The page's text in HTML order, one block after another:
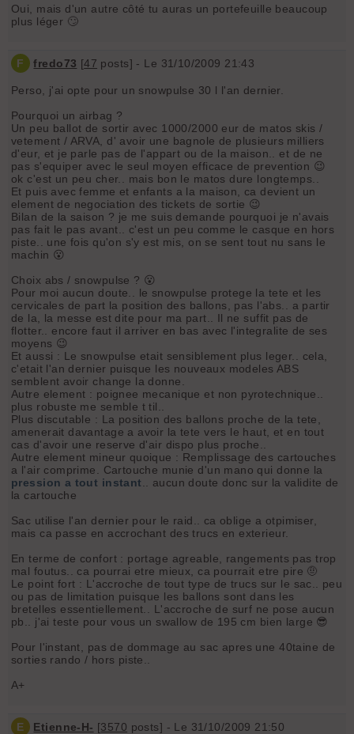
Oui, mais d'un autre côté tu auras un portefeuille beaucoup
plus léger 🙄
F fredo73 [47 posts] - Le 31/10/2009 21:43
Perso, j'ai opte pour un snowpulse 30 l l'an dernier.
Pourquoi un airbag ?
Un peu ballot de sortir avec 1000/2000 eur de matos skis /
vetement / ARVA, d' avoir une bagnole de plusieurs milliers
d'eur, et je parle pas de l'appart ou de la maison.. et de ne
pas s'equiper avec le seul moyen efficace de prevention 😉
ok c'est un peu cher.. mais bon le matos dure longtemps..
Et puis avec femme et enfants a la maison, ca devient un
element de negociation des tickets de sortie 😉
Bilan de la saison ? je me suis demande pourquoi je n'avais
pas fait le pas avant.. c'est un peu comme le casque en hors
piste.. une fois qu'on s'y est mis, on se sent tout nu sans le
machin 😮
Choix abs / snowpulse ? 😮
Pour moi aucun doute.. le snowpulse protege la tete et les
cervicales de part la position des ballons, pas l'abs.. a partir
de la, la messe est dite pour ma part.. Il ne suffit pas de
flotter.. encore faut il arriver en bas avec l'integralite de ses
moyens 😉
Et aussi : Le snowpulse etait sensiblement plus leger.. cela,
c'etait l'an dernier puisque les nouveaux modeles ABS
semblent avoir change la donne.
Autre element : poignee mecanique et non pyrotechnique..
plus robuste me semble t til..
Plus discutable : La position des ballons proche de la tete,
amenerait davantage a avoir la tete vers le haut, et en tout
cas d'avoir une reserve d'air dispo plus proche..
Autre element mineur quoique : Remplissage des cartouches
a l'air comprime. Cartouche munie d'un mano qui donne la
pression a tout instant
.. aucun doute donc sur la validite de
la cartouche
Sac utilise l'an dernier pour le raid.. ca oblige a otpimiser,
mais ca passe en accrochant des trucs en exterieur.
En terme de confort : portage agreable, rangements pas trop
mal foutus.. ca pourrai etre mieux, ca pourrait etre pire 🤨
Le point fort : L'accroche de tout type de trucs sur le sac.. peu
ou pas de limitation puisque les ballons sont dans les
bretelles essentiellement.. L'accroche de surf ne pose aucun
pb.. j'ai teste pour vous un swallow de 195 cm bien large 😎
Pour l'instant, pas de dommage au sac apres une 40taine de
sorties rando / hors piste..
A+
E Etienne-H- [3570 posts] - Le 31/10/2009 21:50